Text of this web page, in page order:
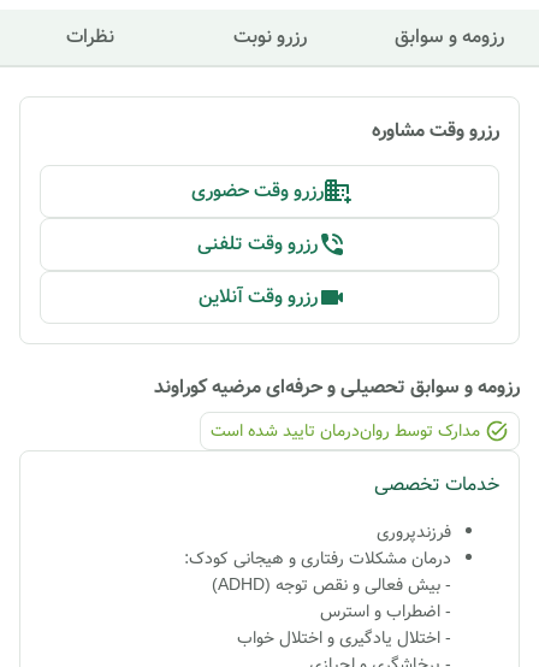
رزومه و سوابق رزرو نوبت نظرات
رزرو وقت مشاوره
رزرو وقت حضوری
رزرو وقت تلفنی
رزرو وقت آنلاین
رزومه و سوابق تحصیلی و حرفه‌ایمرضیه کوراوند
مدارک توسط روان‌درمان تایید شده ‌است
خدمات تخصصی
فرزندپروری
درمان مشکلات رفتاری و هیجانی کودک:
- بیش فعالی و نقص توجه (ADHD)
- اضطراب و استرس
- اختلال یادگیری و اختلال خواب